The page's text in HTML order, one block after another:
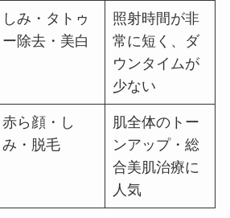
しみ・タトゥ
ー除去・美白
照射時間が非
常に短く、ダ
ウンタイムが
少ない
赤ら顔・し
み・脱毛
肌全体のトー
ンアップ・総
合美肌治療に
人気